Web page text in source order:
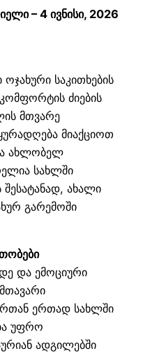
– 4 ივნისი, 2026
საკითხების
ძიების
მთვარე
მიაქციოთ
ახლობელ
სახლში
ახალი
გარემოში
და ემოციური
ერთად სახლში
უფრო
ადგილებში